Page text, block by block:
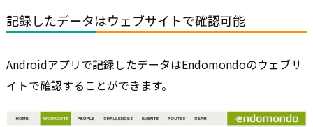
記録したデータはウェブサイトで確認可能
Androidアプリで記録したデータはEndomondoのウェブサ
イトで確認することができます。